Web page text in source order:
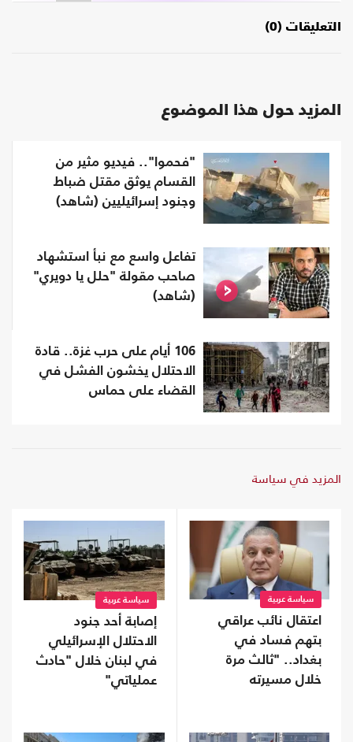
التعليقات (0)
المزيد حول هذا الموضوع
"فحموا".. فيديو مثير من
القسام يوثق مقتل ضباط
وجنود إسرائيليين (شاهد)
تفاعل واسع مع نبأ استشهاد
صاحب مقولة "حلل يا دويري"
(شاهد)
106 أيام على حرب غزة.. قادة
الاحتلال يخشون الفشل في
القضاء على حماس
المزيد في سياسة
سياسة عربية
اعتقال نائب عراقي
بتهم فساد في
بغداد.. "ثالث مرة
خلال مسيرته
سياسة عربية
إصابة أحد جنود
الاحتلال الإسرائيلي
في لبنان خلال "حادث
عملياتي"